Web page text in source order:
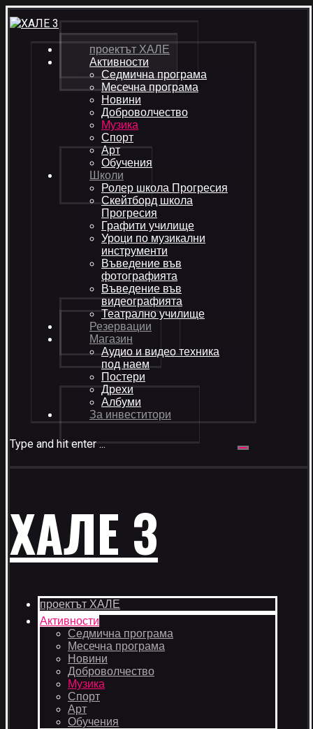
проектът ХАЛЕ
Активности
Седмична програма
Месечна програма
Новини
Доброволчество
Музика
Спорт
Арт
Обучения
Школи
Ролер школа Прогресия
Скейтборд школа
Прогресия
Графити училище
Уроци по музикални
инструменти
Въведение във
фотографията
Въведение във
видеографията
Театрално училище
Резервации
Магазин
Аудио и видео техника
под наем
Постери
Дрехи
Албуми
За инвеститори
Type and hit enter ...
ХАЛЕ 3
проектът ХАЛЕ
Активности
Седмична програма
Месечна програма
Новини
Доброволчество
Музика
Спорт
Арт
Обучения